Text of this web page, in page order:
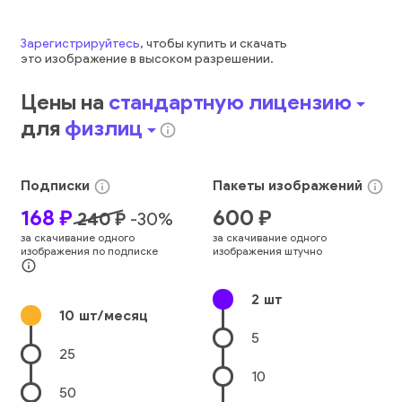
Зарегистрируйтесь, чтобы купить и скачать
это изображениев высоком разрешении.
Цены на стандартную лицензиюarrow_drop_down
для физлицarrow_drop_downinfo_outline
Подписки info_outline
168 ₽ 240₽ -30%
за скачивание одного
изображения по подписке
info_outline
10 шт/месяц
25
50
Пакеты изображений info_outline
600 ₽
за скачивание одного
изображения штучно
2 шт
5
10